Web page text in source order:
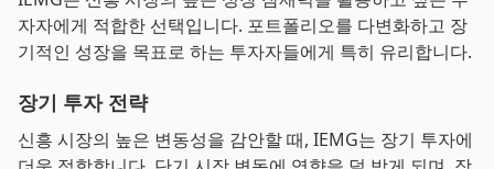
자자에게 적합한 선택입니다. 포트폴리오를 다변화하고 장
기적인 성장을 목표로 하는 투자자들에게 특히 유리합니다.
장기 투자 전략
신흥 시장의 높은 변동성을 감안할 때, IEMG는 장기 투자에